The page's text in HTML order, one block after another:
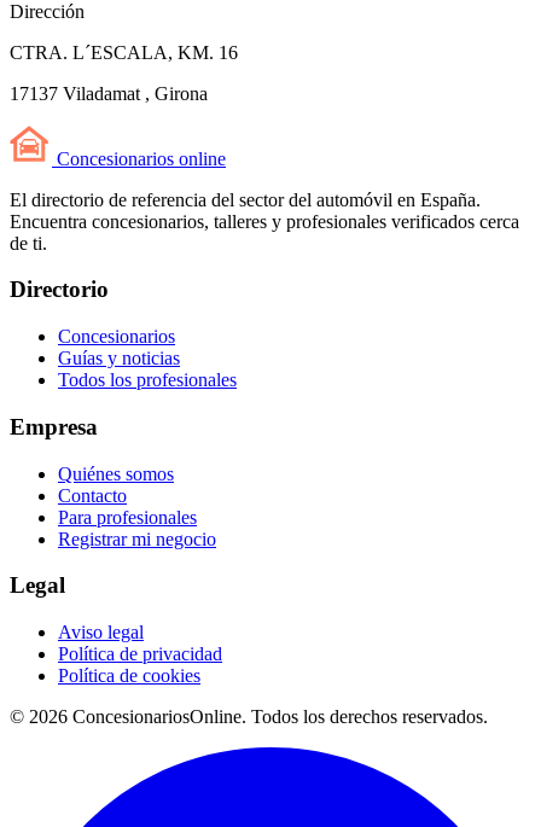
Dirección
CTRA. L´ESCALA, KM. 16
17137 Viladamat , Girona
Concesionarios online
El directorio de referencia del sector del automóvil en España.
Encuentra concesionarios, talleres y profesionales verificados cerca
de ti.
Directorio
Concesionarios
Guías y noticias
Todos los profesionales
Empresa
Quiénes somos
Contacto
Para profesionales
Registrar mi negocio
Legal
Aviso legal
Política de privacidad
Política de cookies
© 2026 ConcesionariosOnline. Todos los derechos reservados.